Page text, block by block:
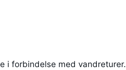
i forbindelse med vandreturer.